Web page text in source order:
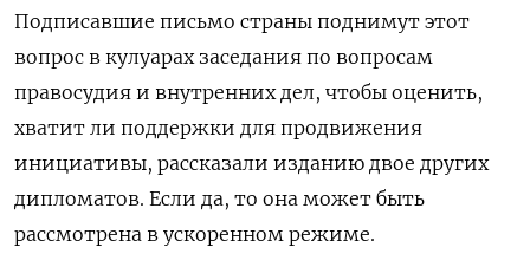
Подписавшие письмо страны поднимут этот
вопрос в кулуарах заседания по вопросам
правосудия и внутренних дел, чтобы оценить,
хватит ли поддержки для продвижения
инициативы, рассказали изданию двое других
дипломатов. Если да, то она может быть
рассмотрена в ускоренном режиме.